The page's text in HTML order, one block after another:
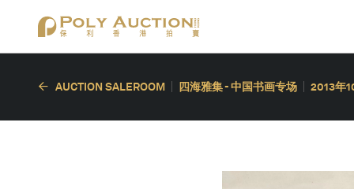
AUCTION SALEROOM 四海雅集 - 中国书画专场 2013年